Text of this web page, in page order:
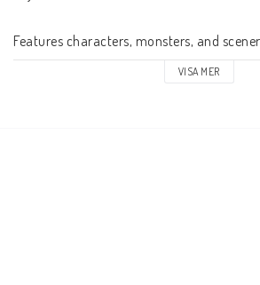
Features characters, monsters, and
Role™ universe
VISA MER